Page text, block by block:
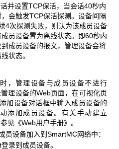
并设置TCP保活，当会话40秒内
会触发TCP保活探测。设备间隔
4次探测失败，则认为该成员设备
员设备置为离线状态。即60秒内
成员设备的报文，管理设备会将
状态。
，管理设备与成员设备不进行
理设备的Web页面，在可视化页
加设备对话框中输入成员设备的
添加成员设备。有关手动建立
见《Web用户手册》。
员设备加入到SmartMC网络中：
录到成员设备。